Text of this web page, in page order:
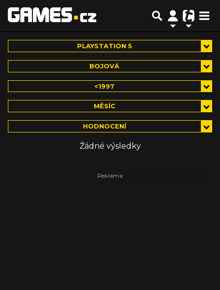
PLAYSTATION 5
BOJOVÁ
<1997
MĚSÍC
HODNOCENÍ
Žádné výsledky